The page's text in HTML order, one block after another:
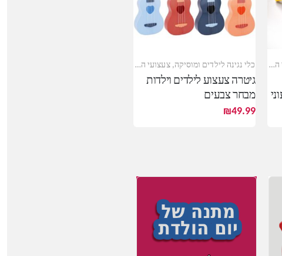
כלי נגינה לילדים ומוסיקה,צעצועי התפתחות
גיטרה צעצוע לילדים וילדות
מבחר צבעים
₪49.99